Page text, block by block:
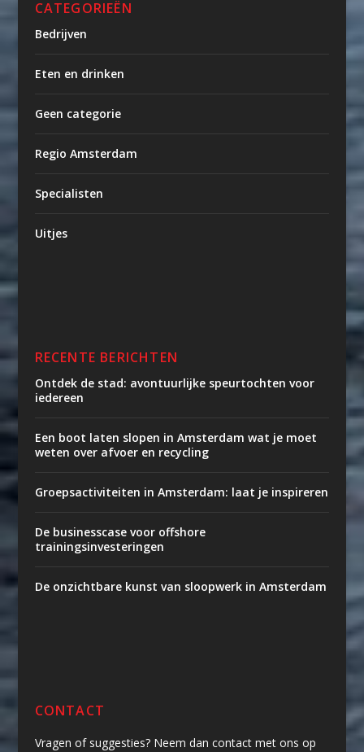
CATEGORIEËN
Bedrijven
Eten en drinken
Geen categorie
Regio Amsterdam
Specialisten
Uitjes
RECENTE BERICHTEN
Ontdek de stad: avontuurlijke speurtochten voor
iedereen
Een boot laten slopen in Amsterdam wat je moet
weten over afvoer en recycling
Groepsactiviteiten in Amsterdam: laat je inspireren
De businesscase voor offshore
trainingsinvesteringen
De onzichtbare kunst van sloopwerk in Amsterdam
CONTACT
Vragen of suggesties? Neem dan contact met ons op